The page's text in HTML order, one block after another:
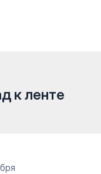
— Yoga
к ленте